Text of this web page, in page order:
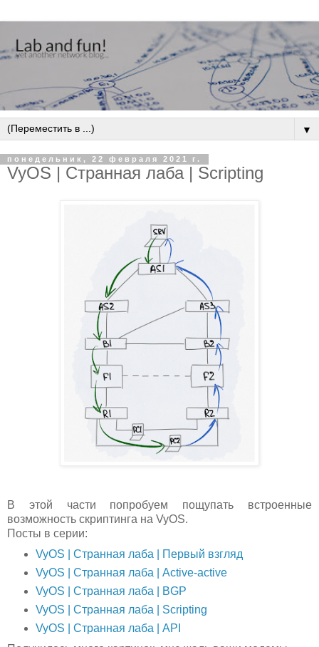
▼
понедельник, 22 февраля 2021 г.
VyOS | Странная лаба | Scripting
В этой части попробуем пощупать встроенные
возможность скриптинга на VyOS.
Посты в серии:
VyOS | Странная лаба | Первый взгляд
VyOS | Странная лаба | Аctive-active
VyOS | Странная лаба | BGP
VyOS | Странная лаба | Scripting
VyOS | Странная лаба | API